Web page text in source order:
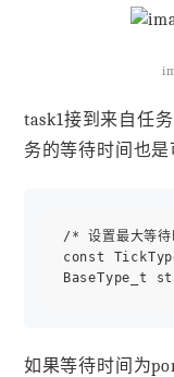
task1接到来自任
务的等待时间也是
/* 设置最大等
const
如果等待时间为